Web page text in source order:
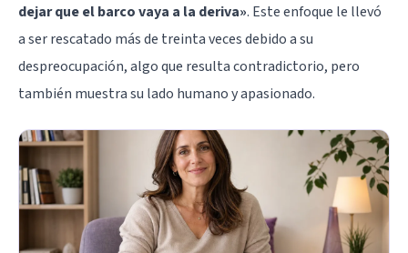
dejar que el barco vaya a la deriva». Este enfoque le llevó
a ser rescatado más de treinta veces debido a su
despreocupación, algo que resulta contradictorio, pero
también muestra su lado humano y apasionado.